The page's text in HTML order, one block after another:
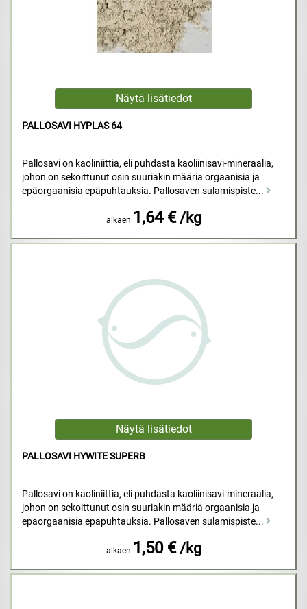
PALLOSAVI HYPLAS 64
Pallosavi on kaoliniittia, eli puhdasta kaoliinisavi-mineraalia,
johon on sekoittunut osin suuriakin määriä orgaanisia ja
epäorgaanisia epäpuhtauksia. Pallosaven sulamispiste...
alkaen 1,64 € /kg
PALLOSAVI HYWITE SUPERB
Pallosavi on kaoliniittia, eli puhdasta kaoliinisavi-mineraalia,
johon on sekoittunut osin suuriakin määriä orgaanisia ja
epäorgaanisia epäpuhtauksia. Pallosaven sulamispiste...
alkaen 1,50 € /kg